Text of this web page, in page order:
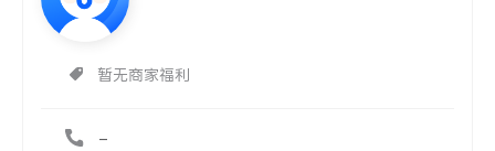
暂无商家福利
-